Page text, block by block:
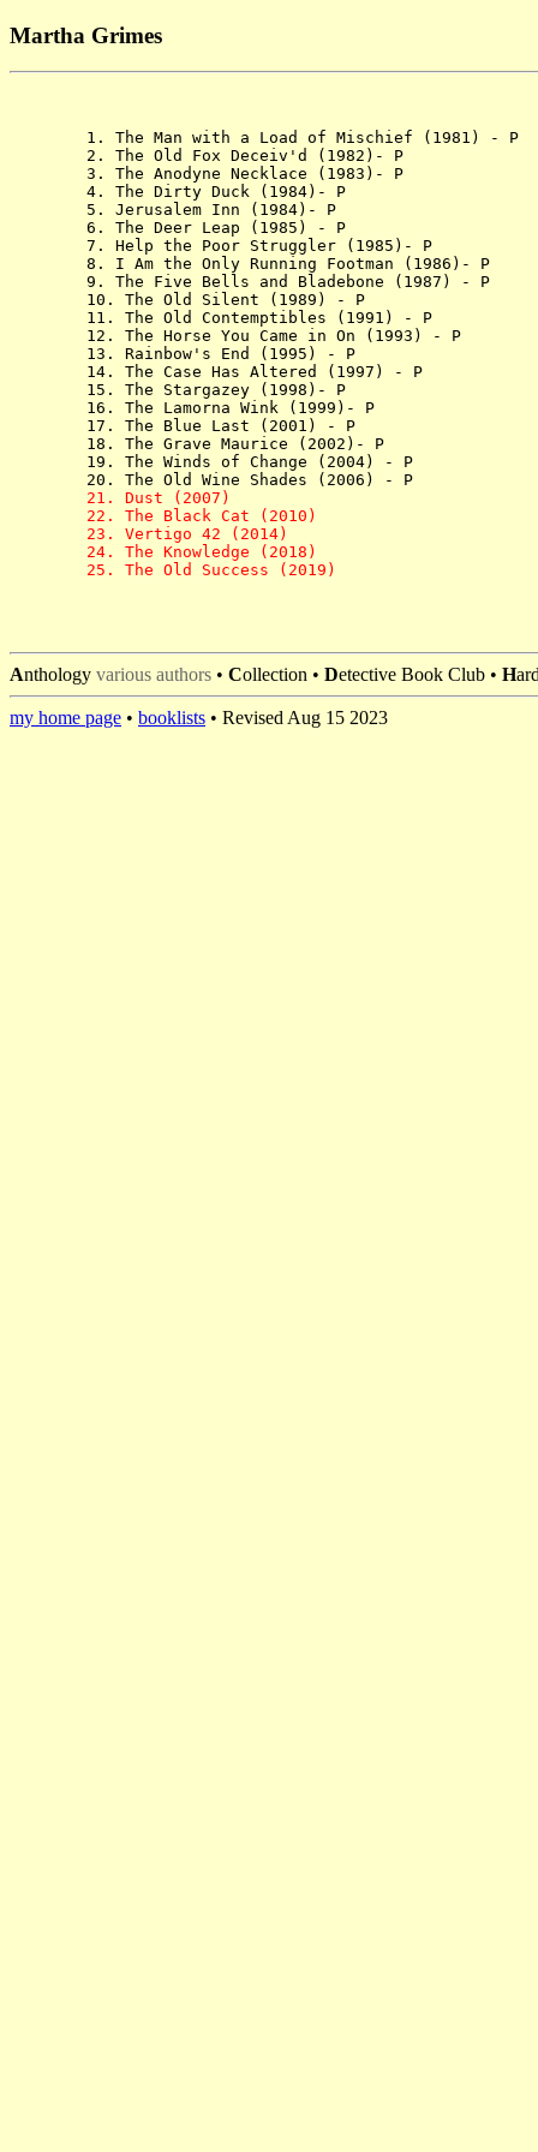
Martha Grimes
1. The Man with a Load of Mischief (1981) - P
2. The Old Fox Deceiv'd (1982)- P
3. The Anodyne Necklace (1983)- P
4. The Dirty Duck (1984)- P
5. Jerusalem Inn (1984)- P
6. The Deer Leap (1985) - P
7. Help the Poor Struggler (1985)- P
8. I Am the Only Running Footman (1986)- P
9. The Five Bells and Bladebone (1987) - P
10. The Old Silent (1989) - P
11. The Old Contemptibles (1991) - P
12. The Horse You Came in On (1993) - P
13. Rainbow's End (1995) - P
14. The Case Has Altered (1997) - P
15. The Stargazey (1998)- P
16. The Lamorna Wink (1999)- P
17. The Blue Last (2001) - P
18. The Grave Maurice (2002)- P
19. The Winds of Change (2004) - P
20. The Old Wine Shades (2006) - P
21. Dust (2007)
22. The Black Cat (2010)
23. Vertigo 42 (2014)
24. The Knowledge (2018)
25. The Old Success (2019)
Anthology various authors • Collection • Detective Book Club • H
my home page • booklists • Revised Aug 15 2023